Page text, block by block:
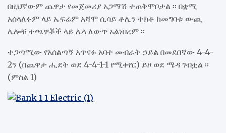
በዚህኛውም ጨዋታ የመጀመሪያ አጋማሽ ተጠቅሞቦታል ፡፡ በቋሚ
አሰላለፉም ላይ ኤፍሬም አሻሞ ሲሳይ ቶሊን ተክቶ ከመግባቱ ውጪ
ሌሎቹ ተጫዋቾች ላይ ሌላ ለውጥ አልነበረም ፡፡
ተጋጣሚው የአሰልጣኝ አጥናፉ አባተ መብራት ኃይል በመደበኛው 4-4-
2ን (በጨዋታ ሒደት ወደ 4-4-1-1 የሚቀየር) ይዞ ወደ ሜዳ ገብቷል ፡፡
(ምስል 1)